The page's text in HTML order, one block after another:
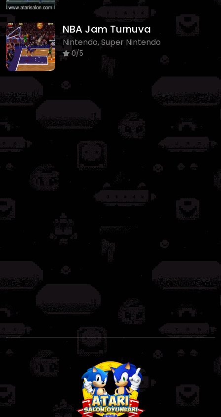
NBA Jam Turnuva
Nintendo, Super Nintendo
0/5